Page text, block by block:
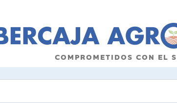
COMPROMETIDOS CON EL